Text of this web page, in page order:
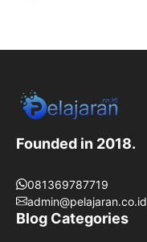
Founded in 2018.
081369787719
admin@pelajaran.co.id
Blog Categories